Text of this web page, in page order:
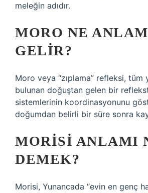
meleğin adıdır.
MORO NE
GELIR?
Moro veya “zıplama” refleksi, tüm
bulunan doğuştan gelen bir
sistemlerinin koordinasyonunu
doğumdan belirli bir süre sonra
MORISI ANLAMI
DEMEK?
Morisi, Yunancada “evin en genç